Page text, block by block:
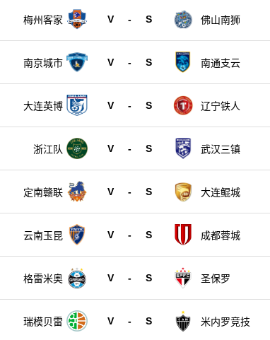
梅州客家 V - S 佛山南狮
南京城市 V - S 南通支云
大连英博 V - S 辽宁铁人
浙江队 V - S 武汉三镇
定南赣联 V - S 大连鲲城
云南玉昆 V - S 成都蓉城
格雷米奥 V - S 圣保罗
瑞模贝雷 V - S 米内罗竞技